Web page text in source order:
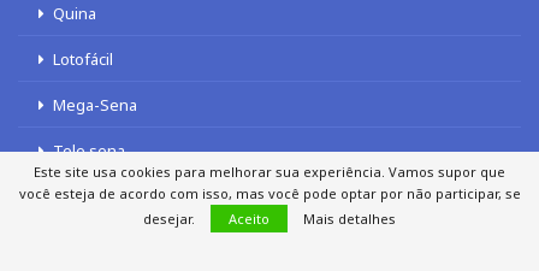
Quina
Lotofácil
Mega-Sena
Tele sena
Este site usa cookies para melhorar sua experiência. Vamos supor que
você esteja de acordo com isso, mas você pode optar por não participar, se
desejar.
Aceito Mais detalhes